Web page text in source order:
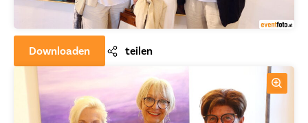
Downloaden teilen